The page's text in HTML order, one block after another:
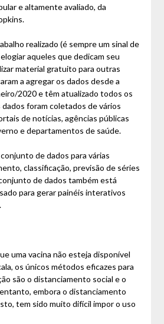
e altamente avaliado, da
realizado (é sempre um sinal de
aqueles que dedicam seu
material gratuito para outras
a agregar os dados desde a
2020 e têm atualizado todos os
foram coletados de vários
de notícias, agências públicas
e departamentos de saúde.
de dados para várias
classificação, previsão de séries
de dados também está
para gerar painéis interativos
uma vacina não esteja disponível
os únicos métodos eficazes para
são o distanciamento social e o
embora o distanciamento
tem sido muito difícil impor o uso